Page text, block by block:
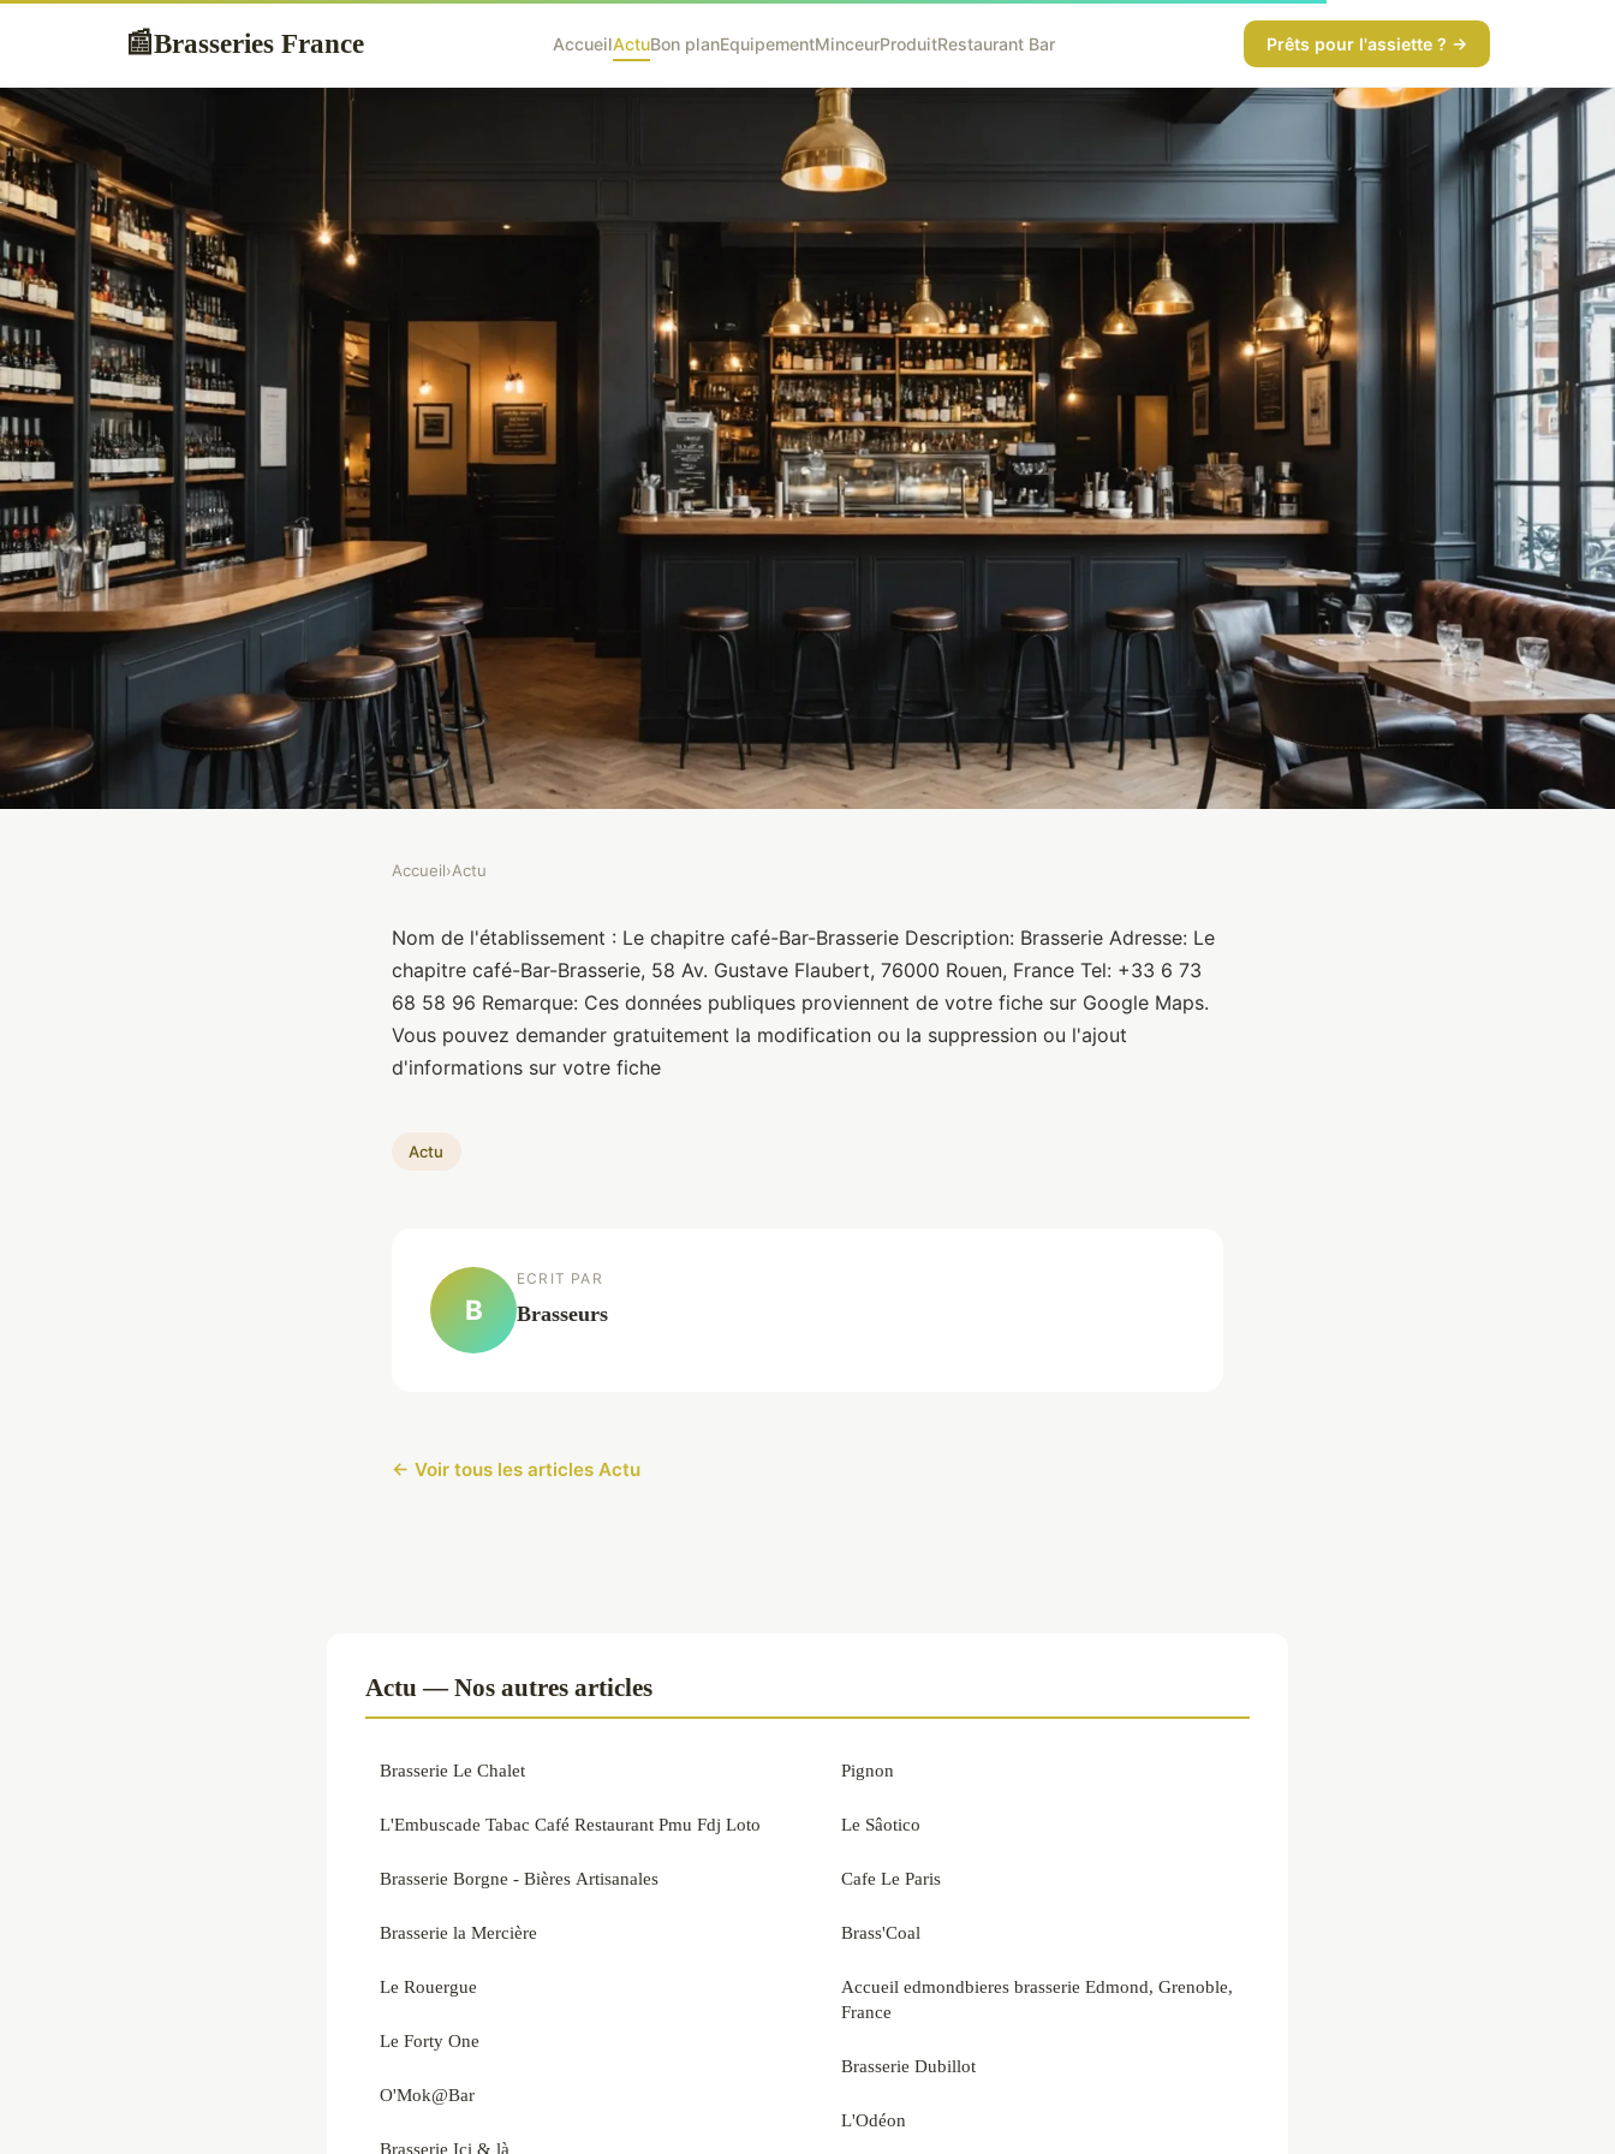
📰Brasseries France AccueilActuBon planEquipementMinceurProduitRestaurant Bar Prêts pour l'assiette ? →
Le chapitre café-Bar-Brasserie
Accueil›Actu
Nom de l'établissement : Le chapitre café-Bar-Brasserie Description: Brasserie Adresse: Le
chapitre café-Bar-Brasserie, 58 Av. Gustave Flaubert, 76000 Rouen, France Tel: +33 6 73
68 58 96 Remarque: Ces données publiques proviennent de votre fiche sur Google Maps.
Vous pouvez demander gratuitement la modification ou la suppression ou l'ajout
d'informations sur votre fiche
Actu
B
ECRIT PAR
Brasseurs
← Voir tous les articles Actu
Actu — Nos autres articles
Brasserie Le Chalet
L'Embuscade Tabac Café Restaurant Pmu Fdj Loto
Brasserie Borgne - Bières Artisanales
Brasserie la Mercière
Le Rouergue
Le Forty One
O'Mok@Bar
Brasserie Ici & là
Pignon
Le Sâotico
Cafe Le Paris
Brass'Coal
Accueil edmondbieres brasserie Edmond, Grenoble,
France
Brasserie Dubillot
L'Odéon